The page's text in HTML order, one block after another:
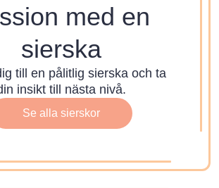
med en
sierska
till en pålitlig sierska och ta
insikt till nästa nivå.
Se alla sierskor